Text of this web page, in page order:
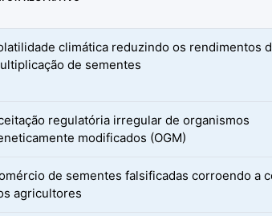
climática reduzindo os rendimentos
de sementes
regulatória irregular de organismos
modificados (OGM)
de sementes falsificadas corroendo a
agricultores